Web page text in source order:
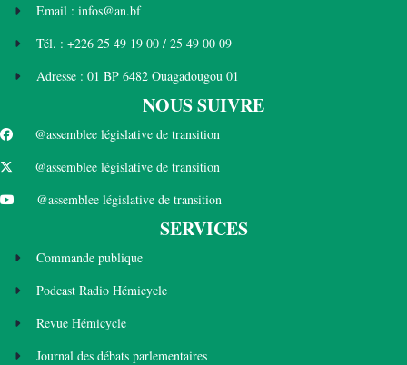
Email : infos@an.bf
Tél. : +226 25 49 19 00 / 25 49 00 09
Adresse : 01 BP 6482 Ouagadougou 01
NOUS SUIVRE
@assemblee législative de transition
@assemblee législative de transition
@assemblee législative de transition
SERVICES
Commande publique
Podcast Radio Hémicycle
Revue Hémicycle
Journal des débats parlementaires